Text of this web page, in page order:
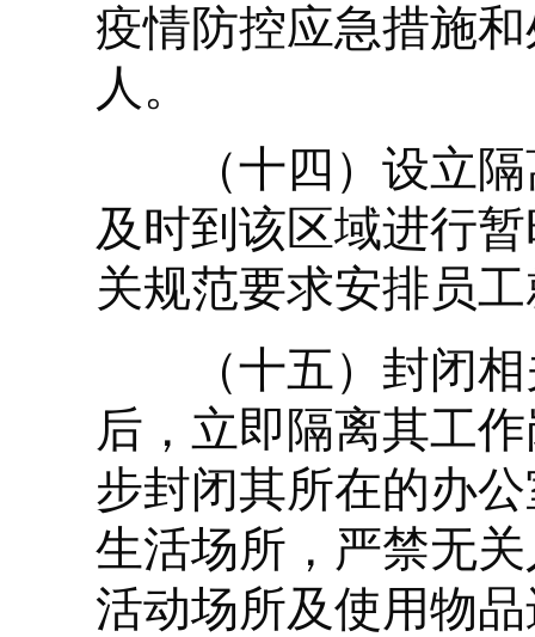
疫情防控应急措施
人。
（十四）设立隔
及时到该区域进行
关规范要求安排员
（十五）封闭相
后，立即隔离其工
步封闭其所在的办
生活场所，严禁无
活动场所及使用物